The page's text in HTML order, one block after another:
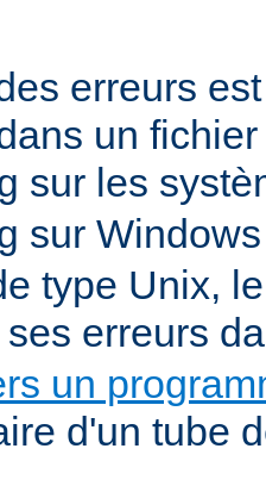
erreurs
un
sur les
sur
type Unix,
ses erreurs
un
d'un tube